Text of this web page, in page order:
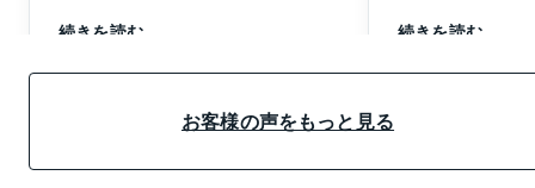
続きを読む 続きを読む
お客様の声をもっと見る